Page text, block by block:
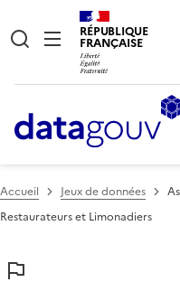
RÉPUBLIQUE
FRANÇAISE
Accueil Jeux de données
Restaurateurs et Limonadiers